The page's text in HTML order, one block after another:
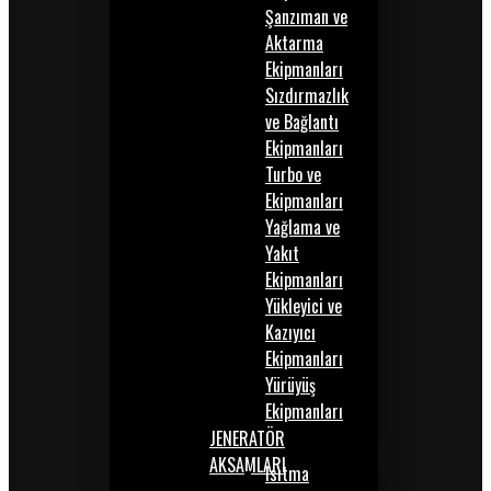
Şanzıman ve
Aktarma
Ekipmanları
Sızdırmazlık
ve Bağlantı
Ekipmanları
Turbo ve
Ekipmanları
Yağlama ve
Yakıt
Ekipmanları
Yükleyici ve
Kazıyıcı
Ekipmanları
Yürüyüş
Ekipmanları
JENERATÖR
AKSAMLARIIsıtma